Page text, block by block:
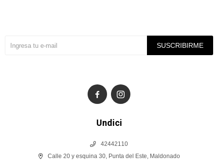
Undici
42442110
Calle 20 y esquina 30, Punta del Este, Maldonado
SUSCRIBIRME
 